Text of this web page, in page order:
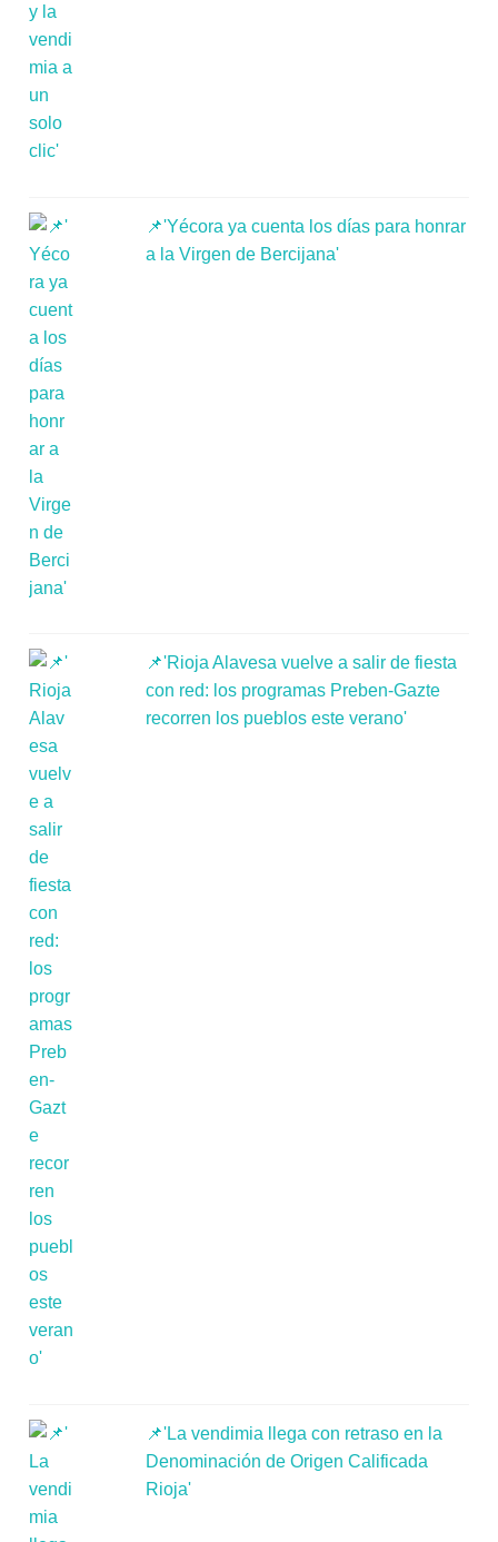
📌'Yécora ya cuenta los días para honrar
a la Virgen de Bercijana'
📌'Rioja Alavesa vuelve a salir de fiesta
con red: los programas Preben-Gazte
recorren los pueblos este verano'
📌'La vendimia llega con retraso en la
Denominación de Origen Calificada
Rioja'